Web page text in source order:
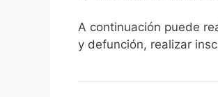
A continuación puede
y defunción, realizar